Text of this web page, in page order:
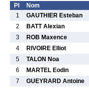
Pl Nom
1
GAUTHIER Esteban
2
BATT Alexian
3
ROB Maxence
4
RIVOIRE Elliot
5
TALON Noa
6
MARTEL Eodin
7
GUEYRARD Antoine